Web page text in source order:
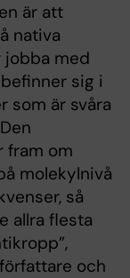
är att
nativa
jobba med
sig i
som är svåra
fram om
molekylnivå
så
allra flesta
och